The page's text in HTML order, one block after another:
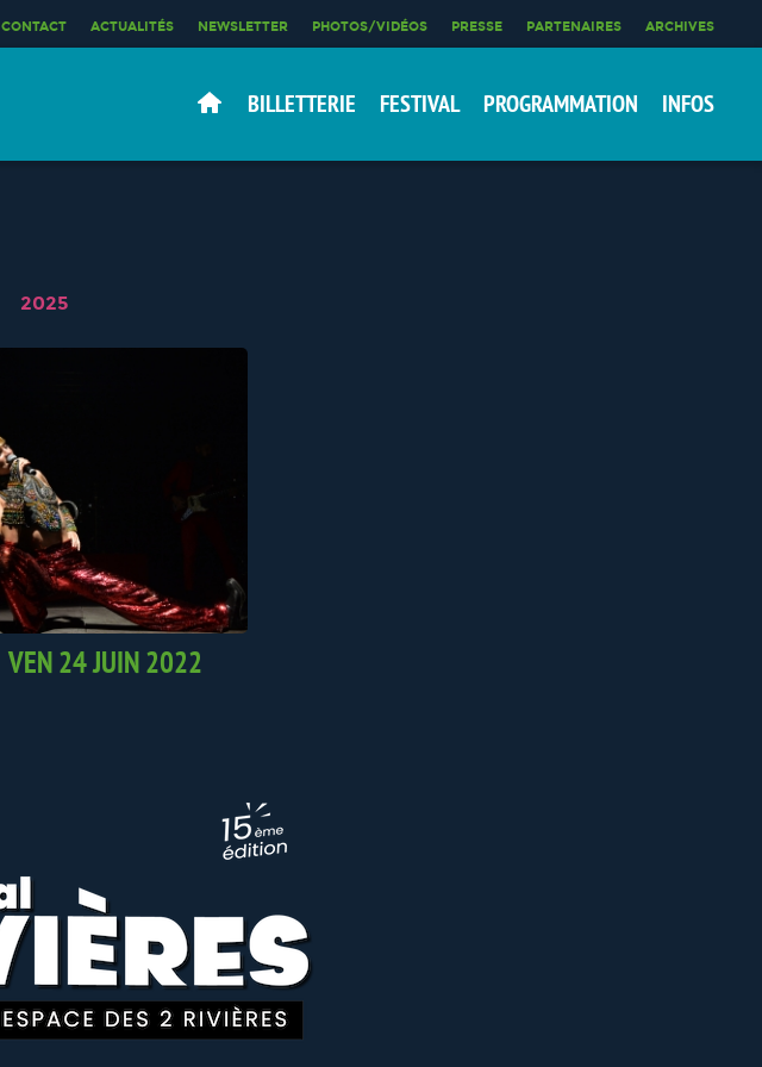
CONTACT ACTUALITÉS NEWSLETTER PHOTOS/VIDÉOS PRESSE PARTENAIRES ARCHIVES
BILLETTERIE FESTIVAL PROGRAMMATION INFOS
2025
VEN 24 JUIN 2022